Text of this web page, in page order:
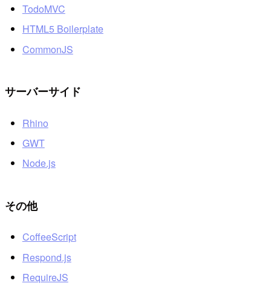
TodoMVC
HTML5 Boilerplate
CommonJS
サーバーサイド
Rhino
GWT
Node.js
その他
CoffeeScript
Respond.js
RequireJS